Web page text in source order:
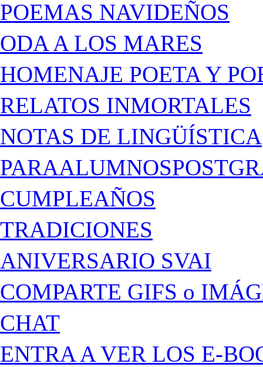
POEMAS NAVIDEÑOS
ODA A LOS MARES
HOMENAJE POETA Y
RELATOS INMORTALES
NOTAS DE LINGÜÍSTICA
CUMPLEAÑOS
TRADICIONES
ANIVERSARIO SVAI
COMPARTE GIFS o
CHAT
ENTRA A VER LOS E-